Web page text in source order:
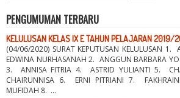
PENGUMUMAN TERBARU
KELULUSAN KELAS IX E TAHUN PELAJARAN 2019/
(04/06/2020) SURAT KEPUTUSAN KELULUSAN 1.
EDWINA NURHASANAH 2. ANGGUN BARBARA
3. ANNISA FITRIA 4. ASTRID YULIANTI 5.
CHAIRUNNISA 6. ERNI PITRIANI 7.
MUFIDAH 8. ...